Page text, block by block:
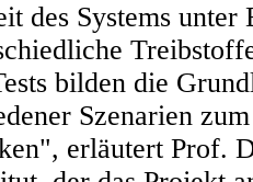
des Systems unter
bilden die
Szenarien
erläutert Prof.